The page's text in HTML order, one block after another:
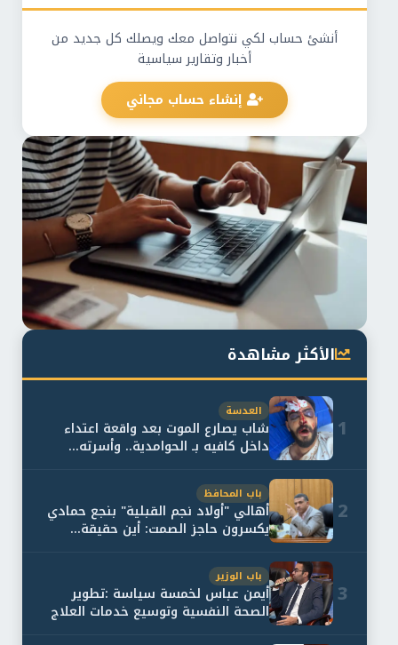
أنشئ حساب لكي نتواصل معك ويصلك كل جديد من
أخبار وتقارير سياسية
إنشاء حساب مجاني
الأكثر مشاهدة
1
العدسة
شاب يصارع الموت بعد واقعة اعتداء
داخل كافيه بـ الحوامدية.. وأسرته...
2
باب المحافظ
أهالي "أولاد نجم القبلية" بنجع حمادي
يكسرون حاجز الصمت: أين حقيقة...
3
باب الوزير
أيمن عباس لخمسة سياسة :تطوير
الصحة النفسية وتوسيع خدمات العلاج